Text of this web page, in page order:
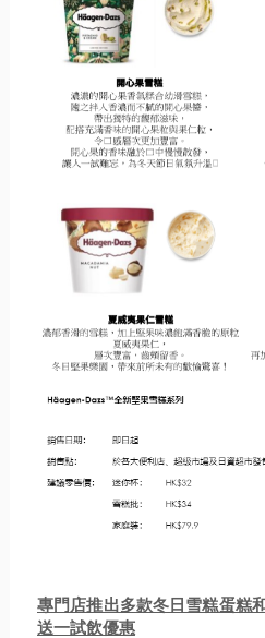
專門店推出多款冬日雪糕蛋
送一試飲優惠